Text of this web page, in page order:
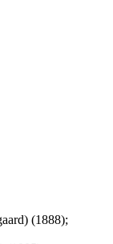
(1888);